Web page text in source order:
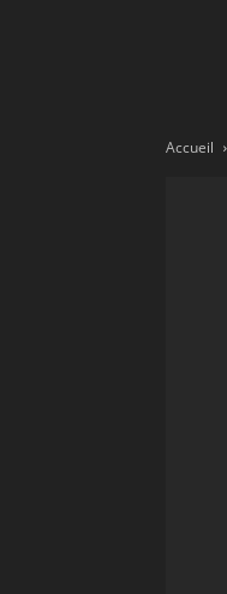
Accueil